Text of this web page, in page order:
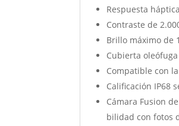
Respuesta
Contraste de
Brillo máximo de
Cubierta
Compatible con
Calificación IP68
Cámara Fusion
bilidad con fotos